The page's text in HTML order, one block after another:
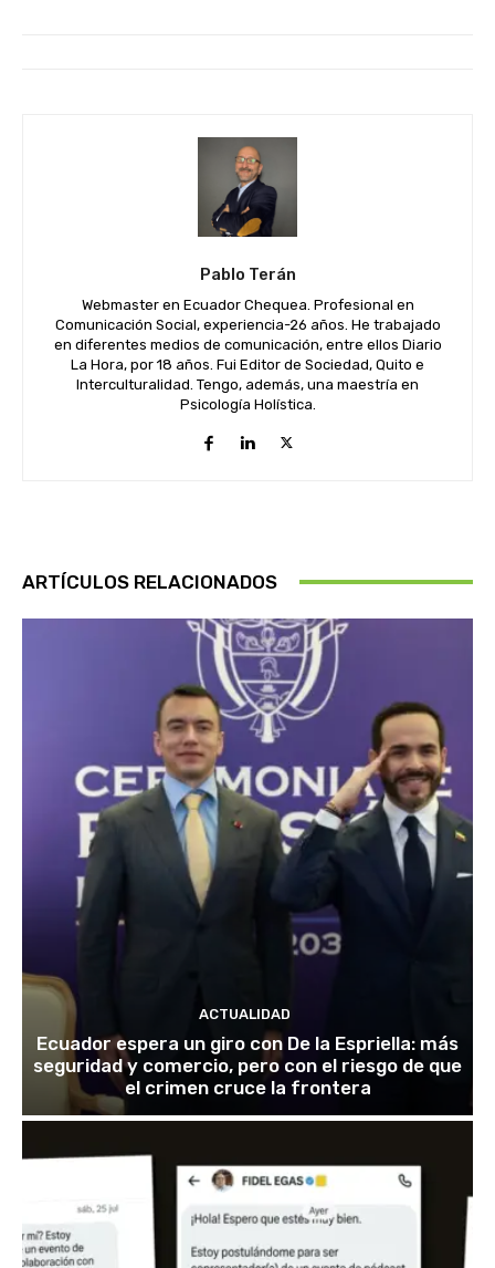
Pablo Terán
Webmaster en Ecuador Chequea. Profesional en
Comunicación Social, experiencia-26 años. He trabajado
en diferentes medios de comunicación, entre ellos Diario
La Hora, por 18 años. Fui Editor de Sociedad, Quito e
Interculturalidad. Tengo, además, una maestría en
Psicología Holística.
ARTÍCULOS RELACIONADOS
ACTUALIDAD
Ecuador espera un giro con De la Espriella: más
seguridad y comercio, pero con el riesgo de que
el crimen cruce la frontera